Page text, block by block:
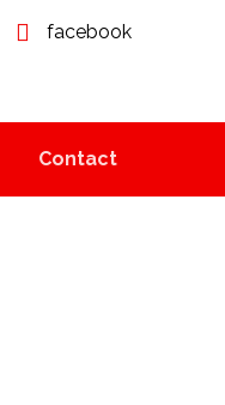
facebook
Contact